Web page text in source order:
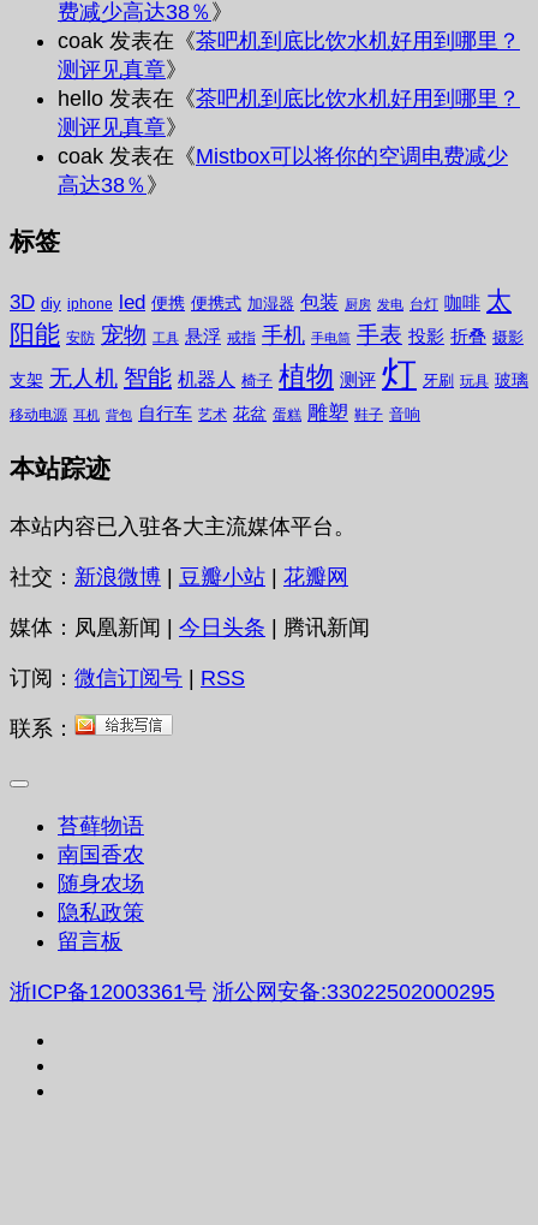
费减少高达38％ 》
coak 发表在《茶吧机到底比饮水机好用到哪里？
测评见真章》
hello 发表在《茶吧机到底比饮水机好用到哪里？
测评见真章》
coak 发表在《Mistbox可以将你的空调电费减少
高达38％ 》
标签
3D diy iphone led 便携 便携式 加湿器 包装 厨房 发电 台灯 咖啡 太
阳能 安防 宠物 工具 悬浮 戒指 手机 手电筒 手表 投影 折叠 摄影
支架 无人机 智能 机器人 椅子 植物 测评 灯 牙刷 玩具 玻璃
移动电源 耳机 背包 自行车 艺术 花盆 蛋糕 雕塑 鞋子 音响
本站踪迹
本站内容已入驻各大主流媒体平台。
社交： 新浪微博 | 豆瓣小站 | 花瓣网
媒体：凤凰新闻 | 今日头条 | 腾讯新闻
订阅： 微信订阅号 | RSS
联系：
苔藓物语
南国香农
随身农场
隐私政策
留言板
浙ICP备12003361号 浙公网安备:33022502000295